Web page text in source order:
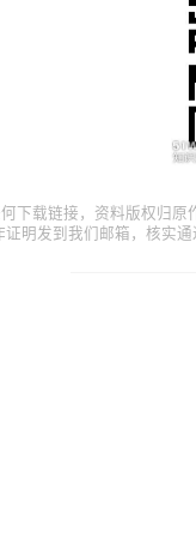
下载链接，资料版权归
明发到我们邮箱，核实通